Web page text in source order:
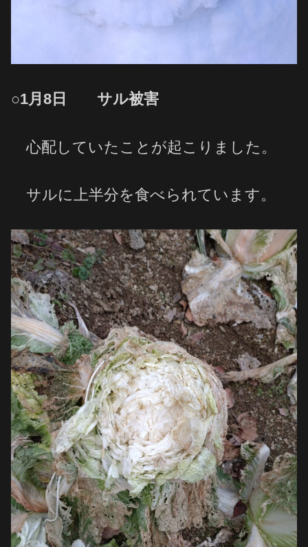
○1月8日 サル被害
心配していたことが起こりました。
サルに上半分を食べられています。